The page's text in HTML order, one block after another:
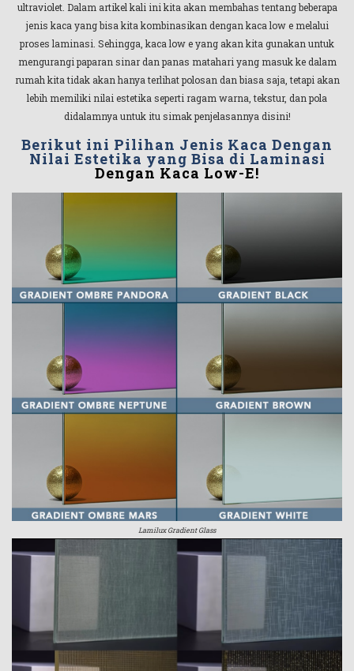
ultraviolet. Dalam artikel kali ini kita akan membahas tentang beberapa
jenis kaca yang bisa kita kombinasikan dengan kaca low e melalui
proses laminasi. Sehingga, kaca low e yang akan kita gunakan untuk
mengurangi paparan sinar dan panas matahari yang masuk ke dalam
rumah kita tidak akan hanya terlihat polosan dan biasa saja, tetapi akan
lebih memiliki nilai estetika seperti ragam warna, tekstur, dan pola
didalamnya untuk itu simak penjelasannya disini!
Berikut ini Pilihan Jenis Kaca Dengan
Nilai Estetika yang Bisa di Laminasi
Dengan Kaca Low-E!
Lamilux Gradient Glass